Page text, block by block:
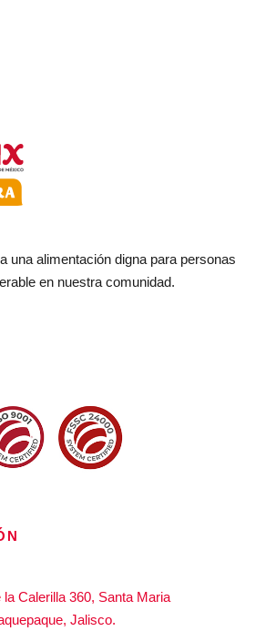
una alimentación digna para personas
en nuestra comunidad.
la Calerilla 360, Santa Maria
Jalisco.